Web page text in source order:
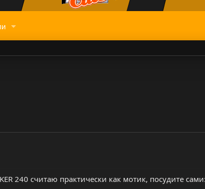
240 считаю практически как мотик, посудите